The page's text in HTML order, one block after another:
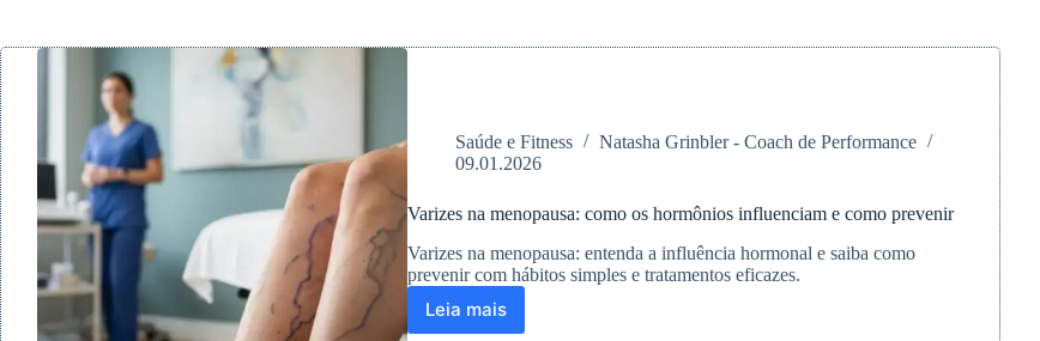
Saúde e Fitness
Natasha Grinbler - Coach de Performance
09.01.2026
Varizes na menopausa: como os hormônios influenciam e como prevenir
Varizes na menopausa: entenda a influência hormonal e saiba como
prevenir com hábitos simples e tratamentos eficazes.
Leia mais
Varizes